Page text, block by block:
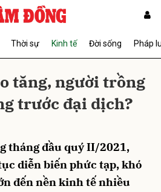
Thời sự Kinh tế Đời sống Pháp
tăng, người trồng
trước đại dịch?
tháng đầu quý II/2021,
diễn biến phức tạp, khó
đến nền kinh tế nhiều
Hủy Gửi